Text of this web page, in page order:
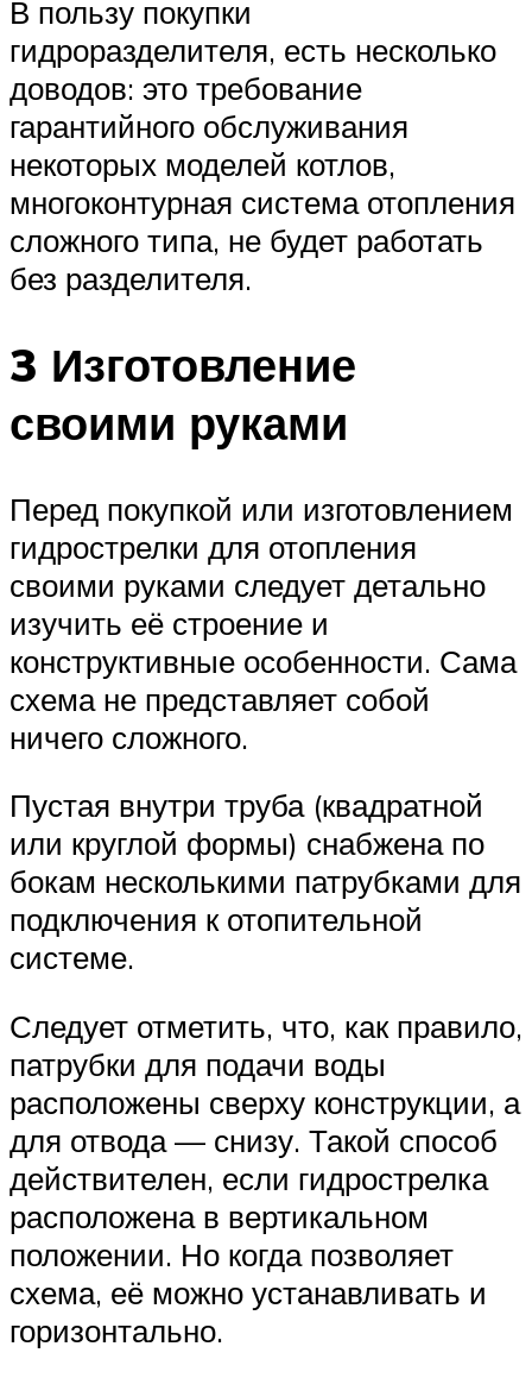
В пользу покупки
гидроразделителя, есть несколько
доводов: это требование
гарантийного обслуживания
некоторых моделей котлов,
многоконтурная система отопления
сложного типа, не будет работать
без разделителя.
3 Изготовление
своими руками
Перед покупкой или изготовлением
гидрострелки для отопления
своими руками следует детально
изучить её строение и
конструктивные особенности. Сама
схема не представляет собой
ничего сложного.
Пустая внутри труба (квадратной
или круглой формы) снабжена по
бокам несколькими патрубками для
подключения к отопительной
системе.
Следует отметить, что, как правило,
патрубки для подачи воды
расположены сверху конструкции, а
для отвода — снизу. Такой способ
действителен, если гидрострелка
расположена в вертикальном
положении. Но когда позволяет
схема, её можно устанавливать и
горизонтально.